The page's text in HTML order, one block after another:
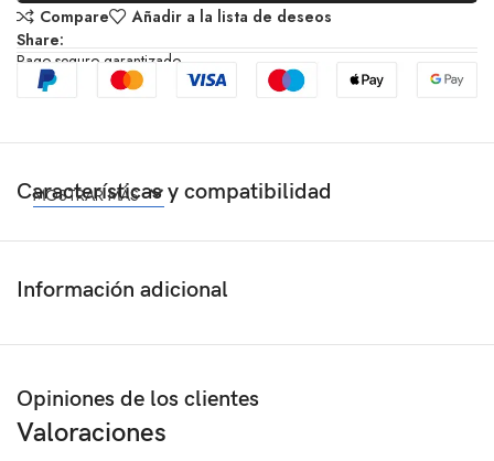
Compare
Añadir a la lista de deseos
Share:
Pago seguro garantizado
Características y compatibilidad
MOSTRAR MÁS
Información adicional
Opiniones de los clientes
Valoraciones